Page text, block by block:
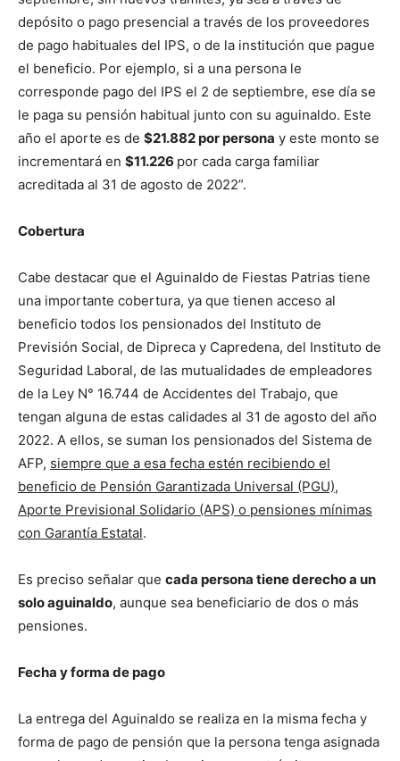
depósito o pago presencial a través de los proveedores
de pago habituales del IPS, o de la institución que pague
el beneficio. Por ejemplo, si a una persona le
corresponde pago del IPS el 2 de septiembre, ese día se
le paga su pensión habitual junto con su aguinaldo. Este
año el aporte es de $21.882 por persona y este monto se
incrementará en $11.226 por cada carga familiar
acreditada al 31 de agosto de 2022”.
Cobertura
Cabe destacar que el Aguinaldo de Fiestas Patrias tiene
una importante cobertura, ya que tienen acceso al
beneficio todos los pensionados del Instituto de
Previsión Social, de Dipreca y Capredena, del Instituto de
Seguridad Laboral, de las mutualidades de empleadores
de la Ley N° 16.744 de Accidentes del Trabajo, que
tengan alguna de estas calidades al 31 de agosto del año
2022. A ellos, se suman los pensionados del Sistema de
AFP, siempre que a esa fecha estén recibiendo el
beneficio de Pensión Garantizada Universal (PGU),
Aporte Previsional Solidario (APS) o pensiones mínimas
con Garantía Estatal.
Es preciso señalar que cada persona tiene derecho a un
solo aguinaldo, aunque sea beneficiario de dos o más
pensiones.
Fecha y forma de pago
La entrega del Aguinaldo se realiza en la misma fecha y
forma de pago de pensión que la persona tenga asignada